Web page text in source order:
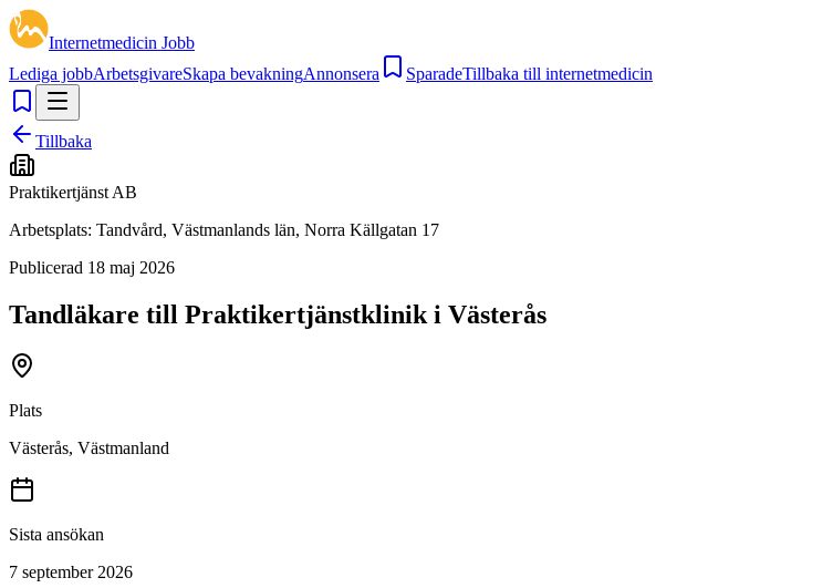
Internetmedicin Jobb
Lediga jobbArbetsgivareSkapa bevakningAnnonsera SparadeTillbaka till internetmedicin
Tillbaka
Praktikertjänst AB
Arbetsplats: Tandvård, Västmanlands län, Norra Källgatan 17
Publicerad 18 maj 2026
Tandläkare till Praktikertjänstklinik i Västerås
Plats
Västerås, Västmanland
Sista ansökan
7 september 2026